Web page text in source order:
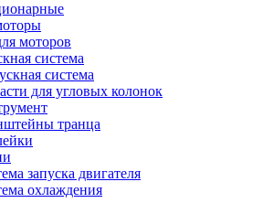
моторов
система
система
для угловых колонок
транца
запуска двигателя
охлаждения